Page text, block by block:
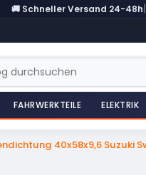
🚚 Schneller Versand 24-48h
FAHRWERKTEILE ELEKTRIK
40x58x9,6 Suzuki